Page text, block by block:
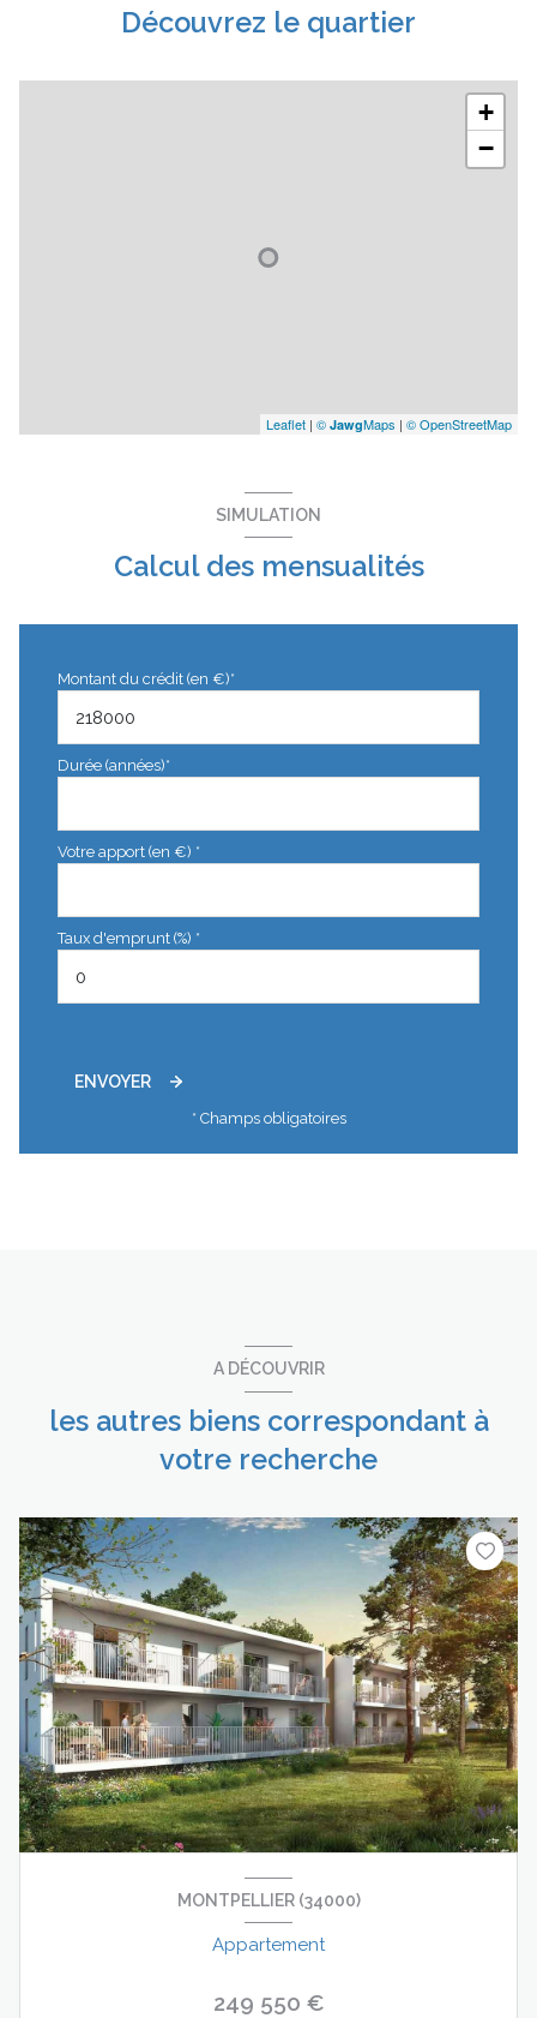
Découvrez le quartier
+
−
Leaflet | © JawgMaps | © OpenStreetMap
SIMULATION
Calcul des mensualités
Montant du crédit (en €)*
Durée (années)*
Votre apport (en €) *
Taux d'emprunt (%) *
ENVOYER
* Champs obligatoires
A DÉCOUVRIR
les autres biens correspondant à
votre recherche
MONTPELLIER (34000)
Appartement
249 550 €